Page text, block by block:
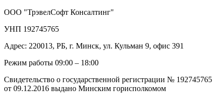
ООО "ТрэвелСофт Консалтинг"
УНП 192745765
Адрес: 220013, РБ, г. Минск, ул. Кульман 9, офис 391
Режим работы 09:00 – 18:00
Свидетельство о государственной регистрации № 192745765
от 09.12.2016 выдано Минским горисполкомом